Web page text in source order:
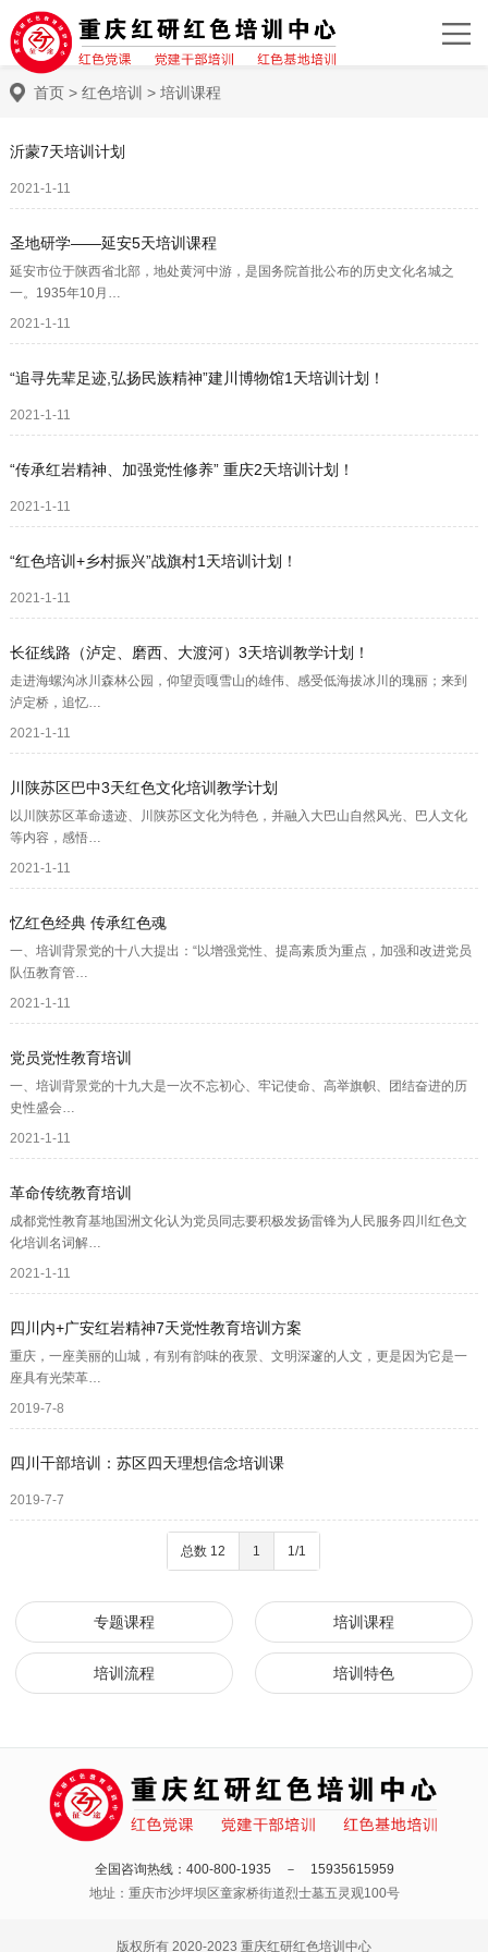
首页> 红色培训 > 培训课程
沂蒙7天培训计划
2021-1-11
圣地研学——延安5天培训课程
延安市位于陕西省北部，地处黄河中游，是国务院首批公布的历史文化名城之
一。1935年10月…
2021-1-11
“追寻先辈足迹,弘扬民族精神”建川博物馆1天培训计划！
2021-1-11
“传承红岩精神、加强党性修养” 重庆2天培训计划！
2021-1-11
“红色培训+乡村振兴”战旗村1天培训计划！
2021-1-11
长征线路（泸定、磨西、大渡河）3天培训教学计划！
走进海螺沟冰川森林公园，仰望贡嘎雪山的雄伟、感受低海拔冰川的瑰丽；来到
泸定桥，追忆…
2021-1-11
川陕苏区巴中3天红色文化培训教学计划
以川陕苏区革命遗迹、川陕苏区文化为特色，并融入大巴山自然风光、巴人文化
等内容，感悟…
2021-1-11
忆红色经典 传承红色魂
一、培训背景党的十八大提出：“以增强党性、提高素质为重点，加强和改进党员
队伍教育管…
2021-1-11
党员党性教育培训
一、培训背景‍‍党的十九大是一次不忘初心、牢记使命、高举旗帜、团结奋进的历
史性盛会…
2021-1-11
革命传统教育培训
成都党性教育基地国洲文化认为党员同志要积极发扬雷锋为人民服务四川红色文
化培训名词解…
2021-1-11
四川内+广安红岩精神7天党性教育培训方案
重庆，一座美丽的山城，有别有韵味的夜景、文明深邃的人文，更是因为它是一
座具有光荣革…
2019-7-8
四川干部培训：苏区四天理想信念培训课
2019-7-7
总数 12 1 1/1
专题课程 培训课程
培训流程 培训特色
全国咨询热线：400-800-1935 － 15935615959
地址：重庆市沙坪坝区童家桥街道烈士墓五灵观100号
版权所有 2020-2023 重庆红研红色培训中心